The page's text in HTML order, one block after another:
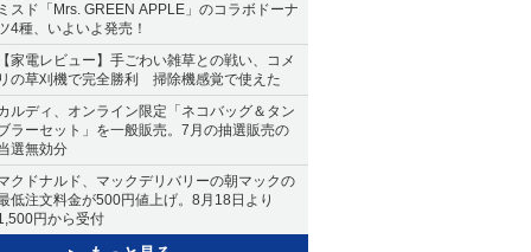
スド「Mrs. GREEN APPLE」のコラボドーナ
4種、いよいよ発売！
家電レビュー】手ごわい雑草との戦い、コメ
の草刈機で完全勝利 掃除機感覚で使えた
ルディ、オンライン限定「ネコバッグ＆タン
ラーセット」を一般販売。7月の抽選販売の
選無効分
クドナルド、マックデリバリーの朝マックの
低注文料金が500円値上げ。8月18日より
円から受付